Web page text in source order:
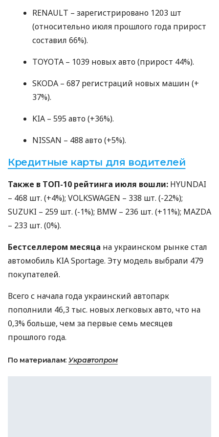
RENAULT – зарегистрировано 1203 шт
(относительно июля прошлого года прирост
составил 66%).
TOYOTA – 1039 новых авто (прирост 44%).
SKODA – 687 регистраций новых машин (+
37%).
KIA – 595 авто (+36%).
NISSAN – 488 авто (+5%).
Кредитные карты для водителей
Также в ТОП-10 рейтинга июля вошли: HYUNDAI
– 468 шт. (+4%); VOLKSWAGEN – 338 шт. (-22%);
SUZUKI – 259 шт. (-1%); BMW – 236 шт. (+11%); MAZDA
– 233 шт. (0%).
Бестселлером месяца на украинском рынке стал
автомобиль KIASportage. Эту модель выбрали 479
покупателей.
Всего с начала года украинский автопарк
пополнили 46,3 тыс. новых легковых авто, что на
0,3% больше, чем за первые семь месяцев
прошлого года.
По материалам: Укравтопром